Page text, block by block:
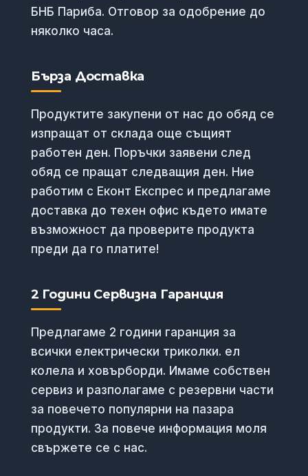
БНБ Париба. Отговор за одобрение до
няколко часа.
Бърза Доставка
Продуктите закупени от нас до обяд се
изпращат от склада още същият
работен ден. Поръчки заявени след
обяд се пращат следващия ден. Ние
работим с Еконт Експрес и предлагаме
доставка до техен офис където имате
възможност да проверите продукта
преди да го платите!
2 Години Сервизна Гаранция
Предлагаме 2 години гаранция за
всички електрически триколки. ел
колела и ховърборди. Имаме собствен
сервиз и разполагаме с резервни части
за повечето популярни на пазара
продукти. За повече информация моля
свържете се с нас.